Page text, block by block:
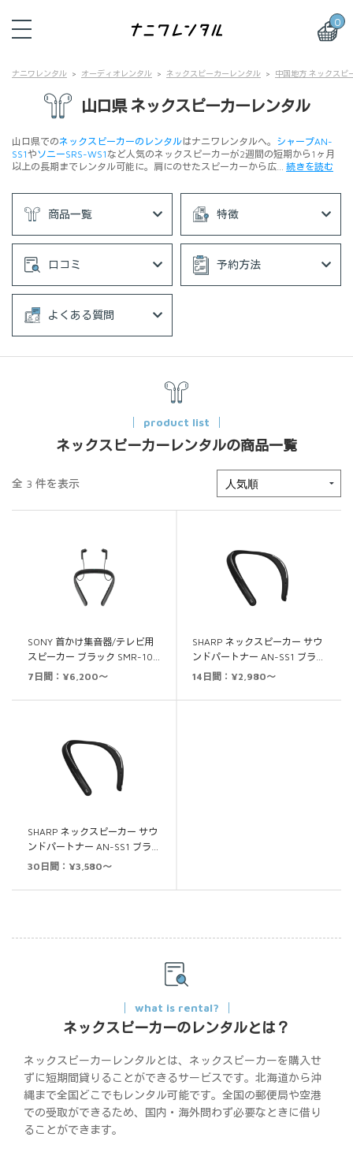
0
ナニワレンタル オーディオレンタル ネックスピーカーレンタル 中国地方 ネックスピ
山口県 ネックスピーカーレンタル
山口県でのネックスピーカーのレンタルはナニワレンタルへ。 シャープAN-
SS1やソニーSRS-WS1 など人気のネックスピーカーが2週間の短期から1ヶ月
以上の長期までレンタル可能に。肩にのせたスピーカーから広… 続きを読む
商品一覧 特徴
口コミ 予約方法
よくある質問
product list
ネックスピーカーレンタルの商品一覧
全 3 件を表示
SONY 首かけ集音器/テレビ用
スピーカー ブラック SMR-10…
7日間：¥6,200～
SHARP ネックスピーカー サウ
ンドパートナー AN-SS1 ブラ…
14日間：¥2,980～
SHARP ネックスピーカー サウ
ンドパートナー AN-SS1 ブラ…
30日間：¥3,580～
what is rental?
ネックスピーカーのレンタルとは？
ネックスピーカーレンタルとは、ネックスピーカーを購入せ
ずに短期間貸りることができるサービスです。北海道から沖
縄まで全国どこでもレンタル可能です。全国の郵便局や空港
での受取ができるため、国内・海外問わず必要なときに借り
ることができます。